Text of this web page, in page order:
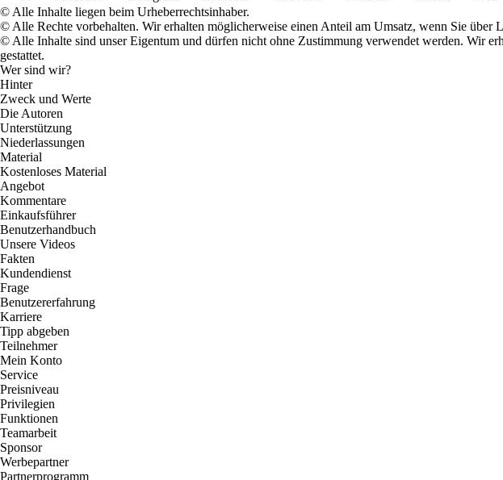
© Alle Inhalte liegen beim Urheberrechtsinhaber.
© Alle Rechte vorbehalten. Wir erhalten möglicherweise einen Anteil am Umsatz, wenn Sie über
© Alle Inhalte sind unser Eigentum und dürfen nicht ohne Zustimmung verwendet werden. Wir
gestattet.
Wer sind wir?
Hinter
Zweck und Werte
Die Autoren
Unterstützung
Niederlassungen
Material
Kostenloses Material
Angebot
Kommentare
Einkaufsführer
Benutzerhandbuch
Unsere Videos
Fakten
Kundendienst
Frage
Benutzererfahrung
Karriere
Tipp abgeben
Teilnehmer
Mein Konto
Service
Preisniveau
Privilegien
Funktionen
Teamarbeit
Sponsor
Werbepartner
Partnerprogramm